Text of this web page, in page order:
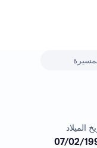
الميلاد
07/02/